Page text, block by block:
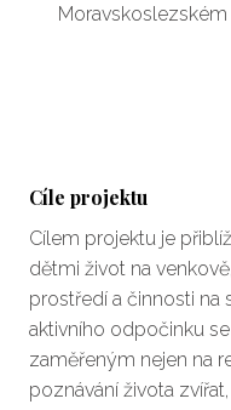
Moravskoslezském
Cíle projektu
Cílem projektu je
dětmi život na
prostředí a činnosti na
aktivního odpočinku
zaměřeným nejen na
poznávání života